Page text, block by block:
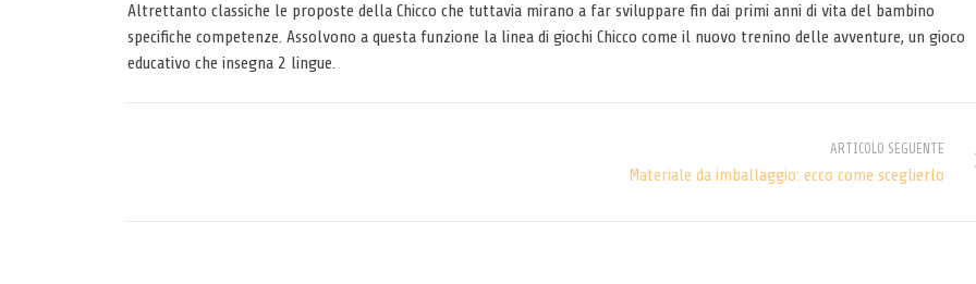
Altrettanto classiche le proposte della Chicco che tuttavia mirano a far sviluppare fin dai primi anni di vita del bambino
specifiche competenze. Assolvono a questa funzione la linea di giochi Chicco come il nuovo trenino delle avventure, un gioco
educativo che insegna 2 lingue.
ARTICOLO SEGUENTE
Materiale da imballaggio: ecco come sceglierlo